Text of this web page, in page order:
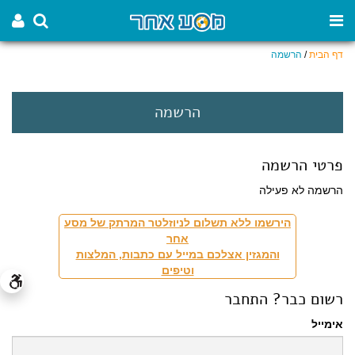
דף הבית/ הרשמה
הרשמה
פרטי הרשמה
הרשמה לא פעילה
הירשמו ללא תשלום לניוזלטר המרתק של מסע
אחר
והמגזין אצלכם במייל עם כתבות, המלצות
וטיפים
רשום כבר? התחבר
אימייל